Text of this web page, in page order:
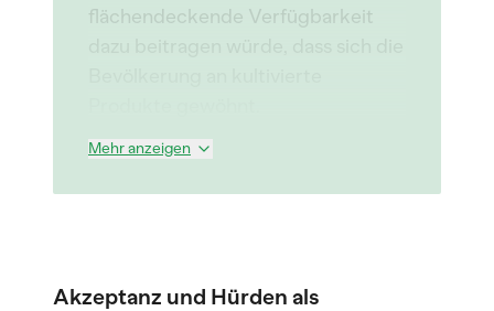
flächendeckende Verfügbarkeit
Mehr anzeigen
Akzeptanz und Hürden als